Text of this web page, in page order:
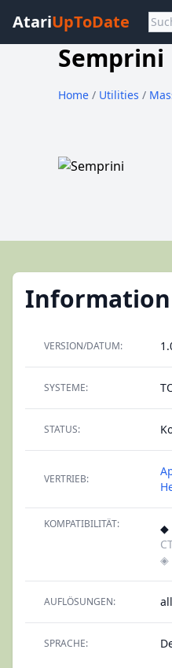
AtariUpToDate
Semprini
Home / Utilities /
Information
VERSION/DATUM:
SYSTEME:
STATUS:
VERTRIEB:
KOMPATIBILITÄT: ◆
◈
AUFLÖSUNGEN:
SPRACHE: